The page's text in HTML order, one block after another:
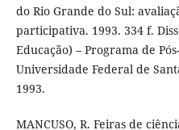
do Rio Grande do Sul:
participativa. 1993. 334 f.
Educação) – Programa de
Universidade Federal de
1993.
MANCUSO, R. Feiras de